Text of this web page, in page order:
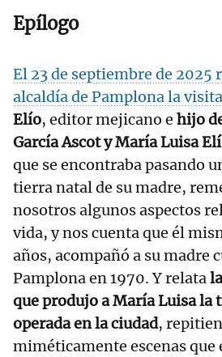
Epílogo
El 23 de septiembre de 2025
alcaldía de Pamplona la visita
Elío, editor mejicano e hijo
García Ascot y María Luisa
que se encontraba pasando
tierra natal de su madre,
nosotros algunos aspectos
vida, y nos cuenta que él
años, acompañó a su madre
Pamplona en 1970. Y relata
que produjo a María Luisa la
operada en la ciudad,
miméticamente escenas